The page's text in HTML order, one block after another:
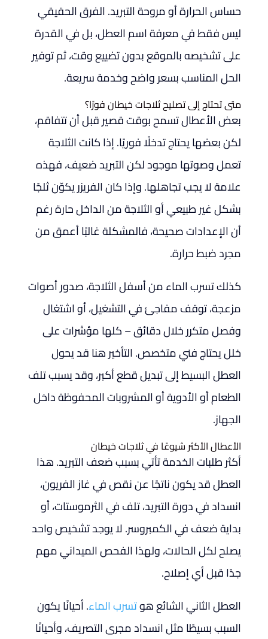
حساس الحرارة أو مروحة التبريد. الفرق الحقيقي
ليس فقط في معرفة اسم العطل، بل في القدرة
على تشخيصه بالموقع بدون تضييع وقت، ثم توفير
الحل المناسب بسعر واضح وخدمة سريعة.
متى تحتاج إلى تصليح ثلاجات خيطان فورًا؟
بعض الأعطال تسمح بوقت قصير قبل أن تتفاقم،
لكن بعضها يحتاج تدخلًا فوريًا. إذا كانت الثلاجة
تعمل وصوتها موجود لكن التبريد ضعيف، فهذه
علامة لا يجب تجاهلها. وإذا كان الفريزر يكوّن ثلجًا
بشكل غير طبيعي أو الثلاجة من الداخل حارة رغم
أن الإعدادات صحيحة، فالمشكلة غالبًا أعمق من
مجرد ضبط حرارة.
كذلك تسرب الماء من أسفل الثلاجة، صدور أصوات
مزعجة، توقف مفاجئ في التشغيل، أو اشتغال
وفصل متكرر خلال دقائق – كلها مؤشرات على
خلل يحتاج فني متخصص. التأخير هنا قد يحول
العطل البسيط إلى تبديل قطع أكبر، وقد يسبب تلف
الطعام أو الأدوية أو المشروبات المحفوظة داخل
الجهاز.
الأعطال الأكثر شيوعًا في ثلاجات خيطان
أكثر طلبات الخدمة تأتي بسبب ضعف التبريد. هذا
العطل قد يكون ناتجًا عن نقص في غاز الفريون،
انسداد في دورة التبريد، تلف في الثرموستات، أو
بداية ضعف في الكمبروسر. لا يوجد تشخيص واحد
يصلح لكل الحالات، ولهذا الفحص الميداني مهم
جدًا قبل أي إصلاح.
العطل الثاني الشائع هوتسرب الماء. أحيانًا يكون
السبب بسيطًا مثل انسداد مجرى التصريف، وأحيانًا